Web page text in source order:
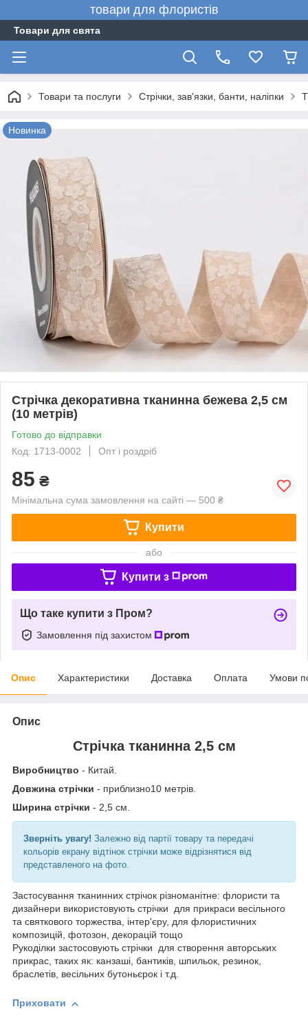
товари для флористів
Товари для свята
Товари та послуги Стрічки, зав'язки, банти, наліпки
Новинка
Стрічка декоративна тканинна бежева 2,5 см
(10 метрів)
Готово до відправки
Код: 1713-0002
Опт і роздріб
85 ₴
Мінімальна сума замовлення на сайті — 500 ₴
Купити
або
Купити з
Що таке купити з Пром?
Замовлення під захистом
Опис Характеристики Доставка Оплата Умови
Опис
Стрічка тканинна 2,5 см
Виробництво - Китай.
Довжина стрічки - приблизно10 метрів.
Ширина стрічки - 2,5 см.
Зверніть увагу! Залежно від партії товару та передачі
кольорів екрану відтінок стрічки може відрізнятися від
представленого на фото.
Застосування тканинних стрічок різноманітне: флористи та
дизайнери використовують стрічки для прикраси весільного
та святкового торжества, інтер'єру, для флористичних
композицій, фотозон, декорацій тощо
Рукоділки застосовують стрічки для створення авторських
прикрас, таких як: канзаші, бантиків, шпильок, резинок,
браслетів, весільних бутоньєрок і т.д.
Приховати